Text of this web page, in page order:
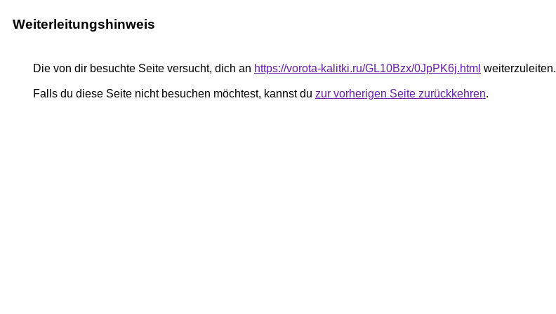
Weiterleitungshinweis
Die von dir besuchte Seite versucht, dich an https://vorota-kalitki.ru/GL10Bzx/0JpPK6j.html weiterzuleiten.
Falls du diese Seite nicht besuchen möchtest, kannst du zur vorherigen Seite zurückkehren.